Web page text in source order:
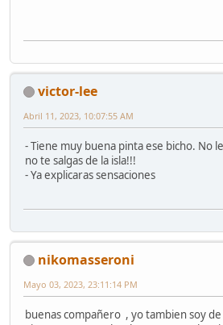
victor-lee
Abril 11, 2023, 10:07:55 AM
- Tiene muy buena pinta ese bicho. No
no te salgas de la isla!!!
- Ya explicaras sensaciones
nikomasseroni
Mayo 03, 2023, 23:11:14 PM
buenas compañero , yo tambien soy